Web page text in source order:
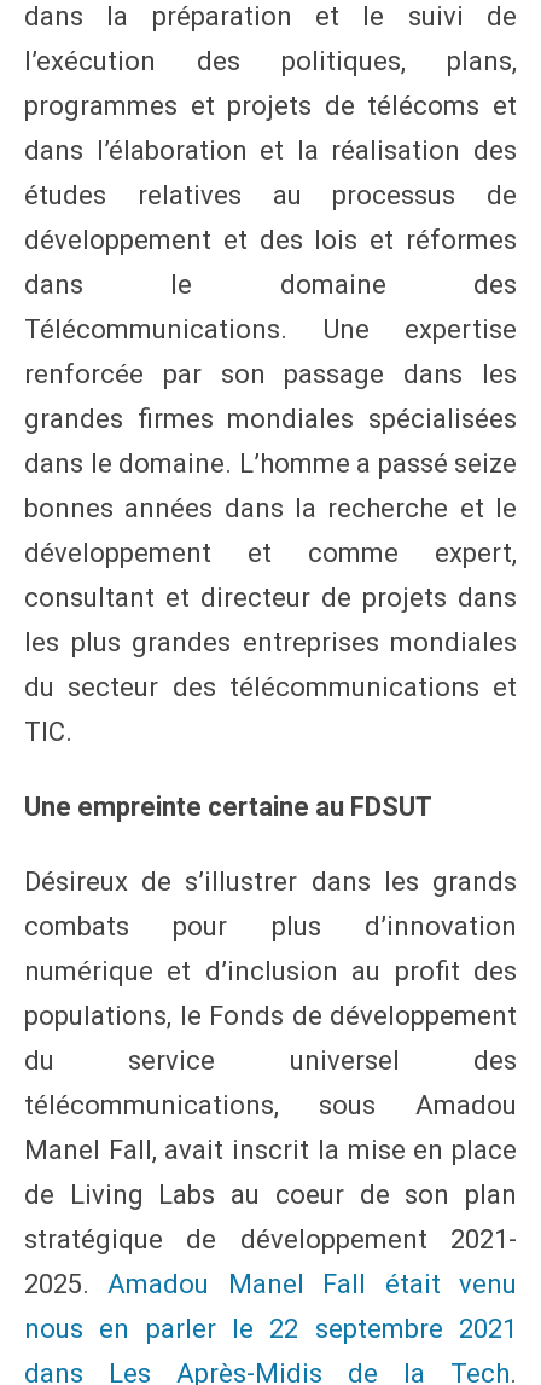
dans la préparation et le suivi de
l’exécution des politiques, plans,
programmes et projets de télécoms et
dans l’élaboration et la réalisation des
études relatives au processus de
développement et des lois et réformes
dans le domaine des
Télécommunications. Une expertise
renforcée par son passage dans les
grandes firmes mondiales spécialisées
dans le domaine. L’homme a passé seize
bonnes années dans la recherche et le
développement et comme expert,
consultant et directeur de projets dans
les plus grandes entreprises mondiales
du secteur des télécommunications et
TIC.
Une empreinte certaine au FDSUT
Désireux de s’illustrer dans les grands
combats pour plus d’innovation
numérique et d’inclusion au profit des
populations, le Fonds de développement
du service universel des
télécommunications, sous Amadou
Manel Fall, avait inscrit la mise en place
de Living Labs au coeur de son plan
stratégique de développement 2021-
2025. Amadou Manel Fall était venu
nous en parler le 22 septembre 2021
dans Les Après-Midis de la Tech.